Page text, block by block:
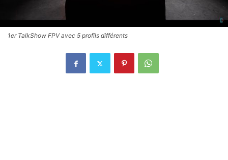
1er TalkShow FPV avec 5 profils différents